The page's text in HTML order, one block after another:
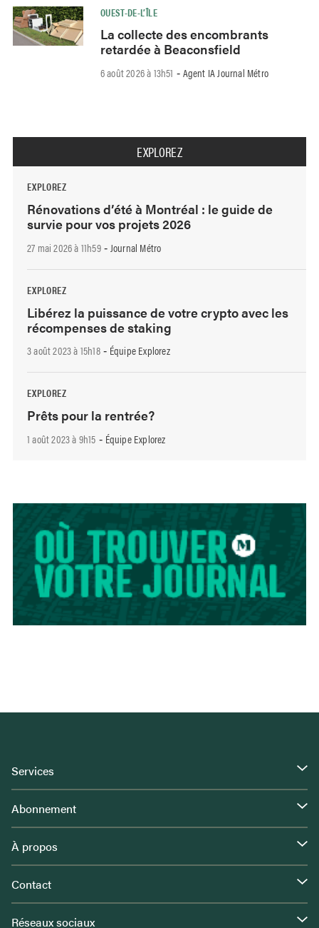
OUEST-DE-L’ÎLE
La collecte des encombrants
retardée à Beaconsfield
6 août 2026 à 13h51 - Agent IA Journal Métro
EXPLOREZ
EXPLOREZ
Rénovations d’été à Montréal : le guide de
survie pour vos projets 2026
27 mai 2026 à 11h59- Journal Métro
EXPLOREZ
Libérez la puissance de votre crypto avec les
récompenses de staking
3 août 2023 à 15h18- Équipe Explorez
EXPLOREZ
Prêts pour la rentrée?
1 août 2023 à 9h15 - Équipe Explorez
Services
Abonnement
À propos
Contact
Réseaux sociaux